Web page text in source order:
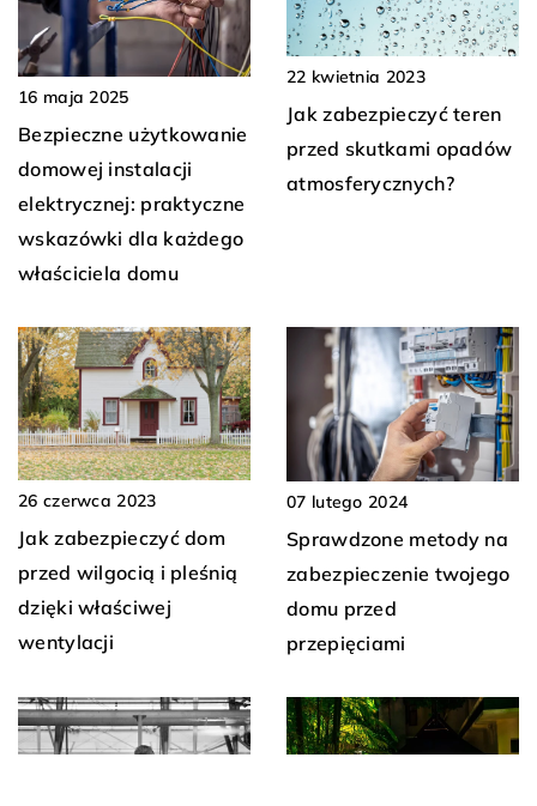
16 maja 2025
Bezpieczne użytkowanie
domowej instalacji
elektrycznej: praktyczne
wskazówki dla każdego
właściciela domu
22 kwietnia 2023
Jak zabezpieczyć teren
przed skutkami opadów
atmosferycznych?
26 czerwca 2023
Jak zabezpieczyć dom
przed wilgocią i pleśnią
dzięki właściwej
wentylacji
07 lutego 2024
Sprawdzone metody na
zabezpieczenie twojego
domu przed
przepięciami